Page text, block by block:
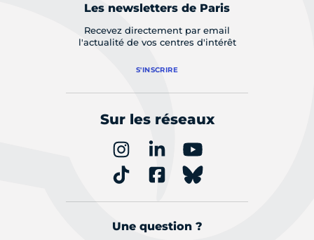
Les newsletters de Paris
Recevez directement par email
l'actualité de vos centres d'intérêt
S'INSCRIRE
Sur les réseaux
Une question ?